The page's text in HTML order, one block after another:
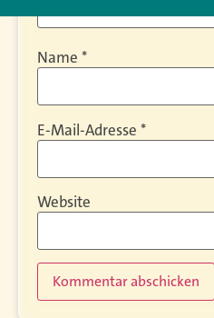
Name *
E-Mail-Adresse *
Website